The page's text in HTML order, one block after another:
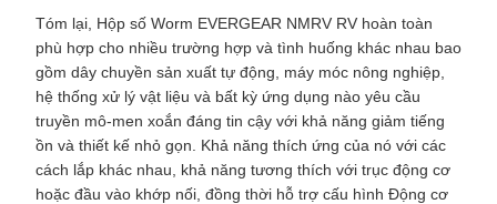
Tóm lại, Hộp số Worm EVERGEAR NMRV RV hoàn toàn
phù hợp cho nhiều trường hợp và tình huống khác nhau bao
gồm dây chuyền sản xuất tự động, máy móc nông nghiệp,
hệ thống xử lý vật liệu và bất kỳ ứng dụng nào yêu cầu
truyền mô-men xoắn đáng tin cậy với khả năng giảm tiếng
ồn và thiết kế nhỏ gọn. Khả năng thích ứng của nó với các
cách lắp khác nhau, khả năng tương thích với trục động cơ
hoặc đầu vào khớp nối, đồng thời hỗ trợ cấu hình Động cơ